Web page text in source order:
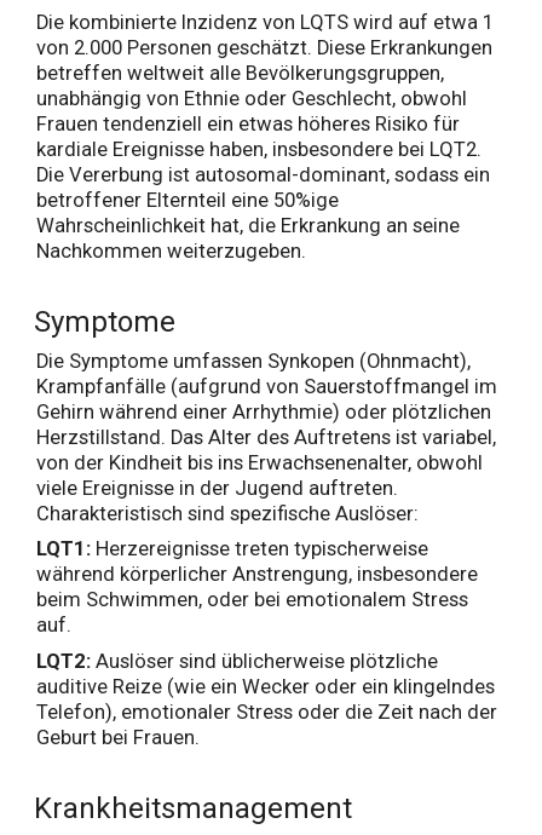
Die kombinierte Inzidenz von LQTS wird auf etwa 1
von 2.000 Personen geschätzt. Diese Erkrankungen
betreffen weltweit alle Bevölkerungsgruppen,
unabhängig von Ethnie oder Geschlecht, obwohl
Frauen tendenziell ein etwas höheres Risiko für
kardiale Ereignisse haben, insbesondere bei LQT2.
Die Vererbung ist autosomal-dominant, sodass ein
betroffener Elternteil eine 50%ige
Wahrscheinlichkeit hat, die Erkrankung an seine
Nachkommen weiterzugeben.
Symptome
Die Symptome umfassen Synkopen (Ohnmacht),
Krampfanfälle (aufgrund von Sauerstoffmangel im
Gehirn während einer Arrhythmie) oder plötzlichen
Herzstillstand. Das Alter des Auftretens ist variabel,
von der Kindheit bis ins Erwachsenenalter, obwohl
viele Ereignisse in der Jugend auftreten.
Charakteristisch sind spezifische Auslöser:
LQT1: Herzereignisse treten typischerweise
während körperlicher Anstrengung, insbesondere
beim Schwimmen, oder bei emotionalem Stress
auf.
LQT2: Auslöser sind üblicherweise plötzliche
auditive Reize (wie ein Wecker oder ein klingelndes
Telefon), emotionaler Stress oder die Zeit nach der
Geburt bei Frauen.
Krankheitsmanagement